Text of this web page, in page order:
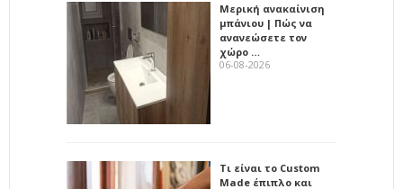
Μερική ανακαίνιση
μπάνιου | Πώς να
ανανεώσετε τον
χώρο …
06-08-2026
Τι είναι το Custom
Made έπιπλο και